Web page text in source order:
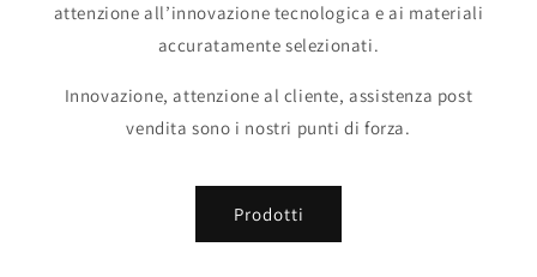
attenzione all’innovazione tecnologica e ai materiali
accuratamente selezionati.
Innovazione, attenzione al cliente, assistenza post
vendita sono i nostri punti di forza.
Prodotti